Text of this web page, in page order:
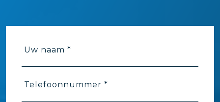
Uw naam *
Telefoonnummer *